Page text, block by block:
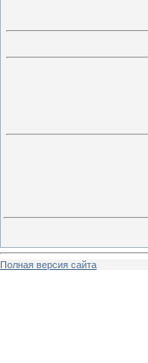
Полная версия сайта